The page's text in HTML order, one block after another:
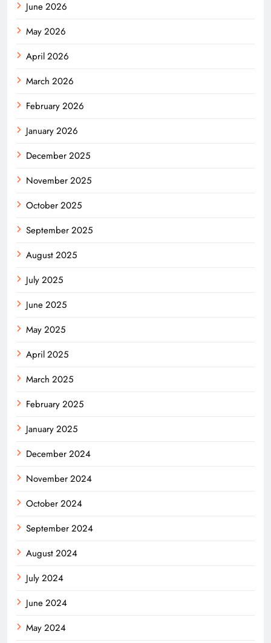
June 2026
May 2026
April 2026
March 2026
February 2026
January 2026
December 2025
November 2025
October 2025
September 2025
August 2025
July 2025
June 2025
May 2025
April 2025
March 2025
February 2025
January 2025
December 2024
November 2024
October 2024
September 2024
August 2024
July 2024
June 2024
May 2024